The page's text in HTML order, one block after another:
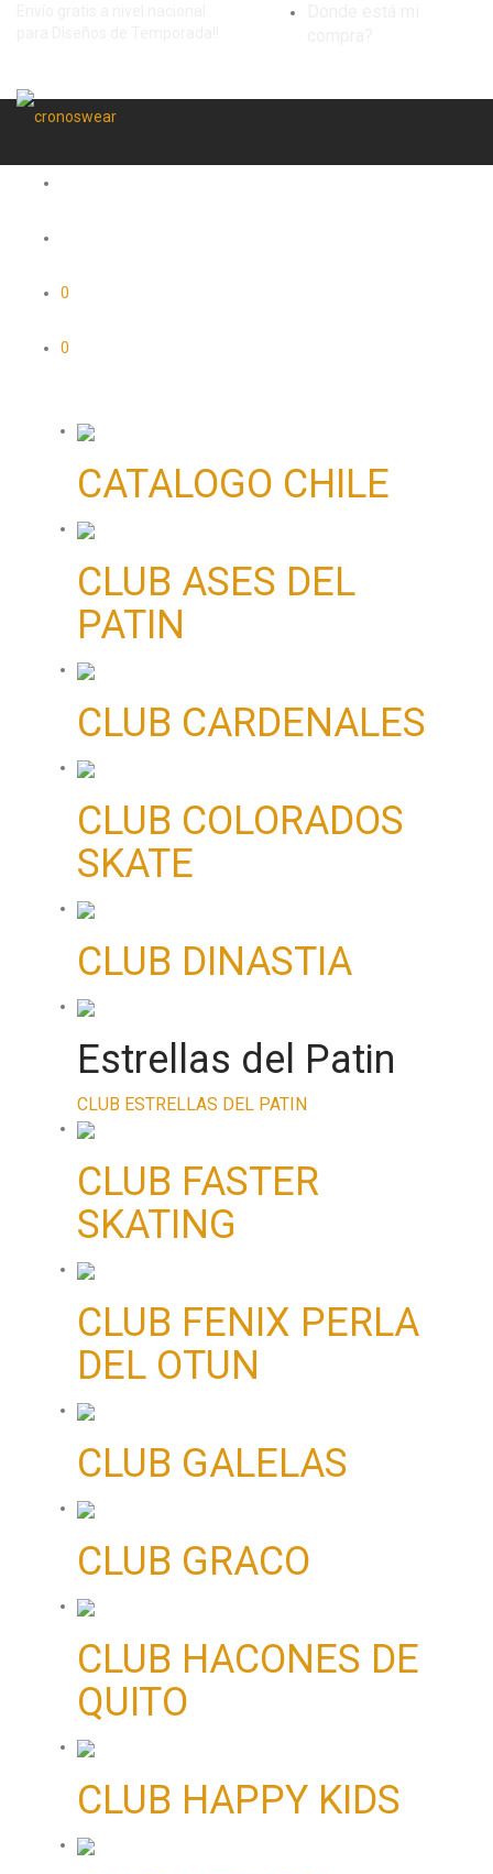
0
0
CATALOGO CHILE
CLUB ASES DEL
PATIN
CLUB CARDENALES
CLUB COLORADOS
SKATE
CLUB DINASTIA
Estrellas del Patin
CLUB ESTRELLAS DEL PATIN
CLUB FASTER
SKATING
CLUB FENIX PERLA
DEL OTUN
CLUB GALELAS
CLUB GRACO
CLUB HACONES DE
QUITO
CLUB HAPPY KIDS